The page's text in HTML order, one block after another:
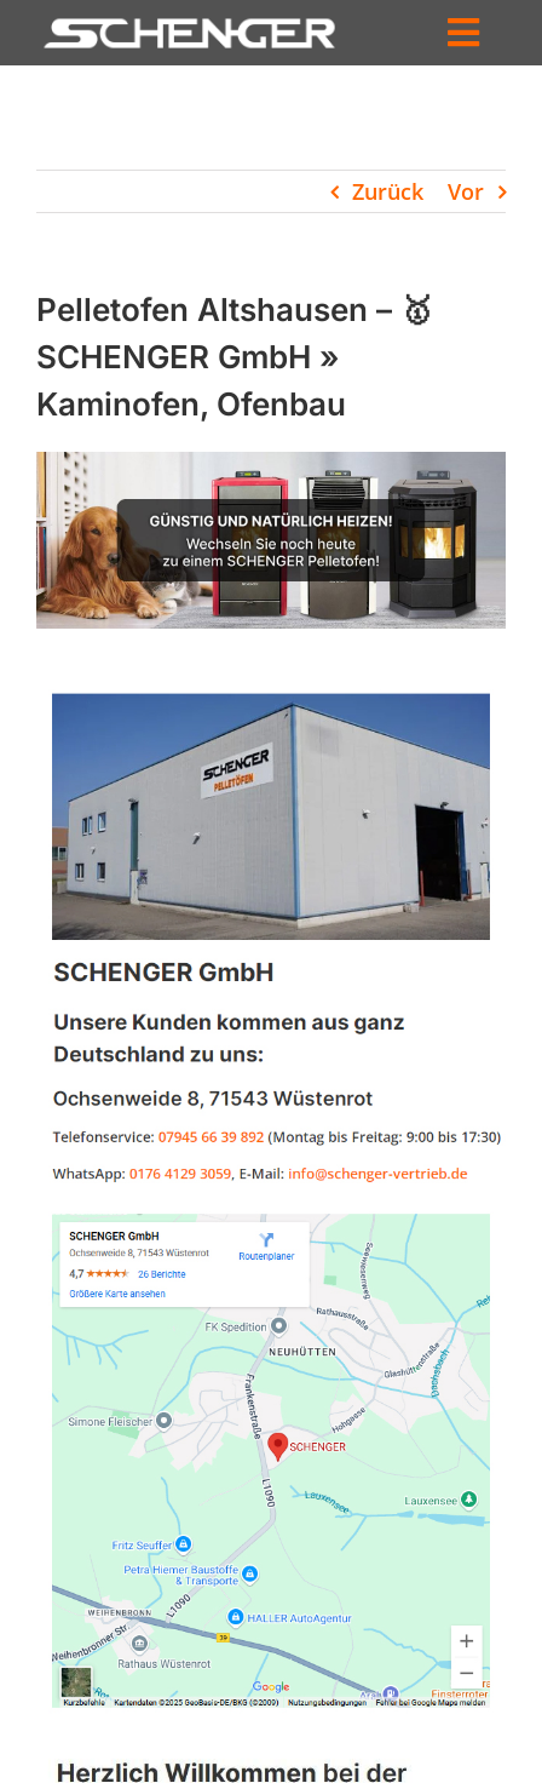
Inhalt
HÄNDLERSUCHE
UNTERNEHMEN
PROFIL
WARENKORB
PRODUCTS
SEARCH
Zurück Vor
Pelletofen Altshausen – 🥇
SCHENGER GmbH »
Kaminofen, Ofenbau